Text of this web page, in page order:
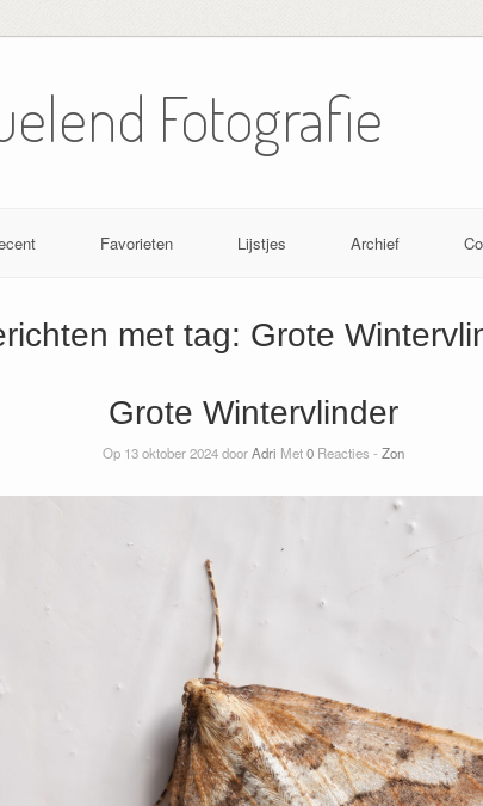
Fotografie
Favorieten Lijstjes Archief
met tag: Grote
Grote Wintervlinder
Op 13 oktober 2024 doorAdri Met0Reacties - Zon